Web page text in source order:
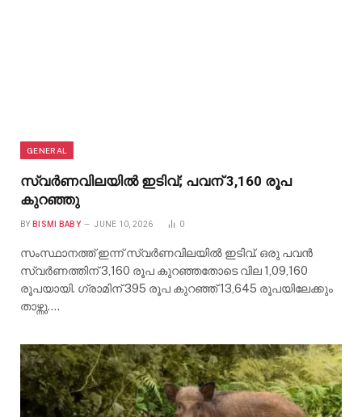
GENERAL
സ്വർണവിലയിൽ ഇടിവ്; പവന് 3,160 രൂപ
കുറഞ്ഞു
BY BISMI BABY JUNE 10, 2026 0
സംസ്ഥാനത്ത് ഇന്ന് സ്വർണവിലയിൽ ഇടിവ്. ഒരു പവൻ
സ്വർണത്തിന് 3,160 രൂപ കുറഞ്ഞതോടെ വില 1,09,160
രൂപയായി. ഗ്രാമിന് 395 രൂപ കുറഞ്ഞ് 13,645 രൂപയിലേക്കും
താഴ്ന്നു.…